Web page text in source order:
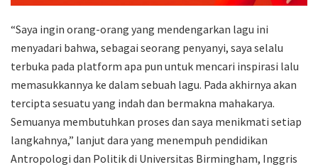
“Saya ingin orang-orang yang mendengarkan lagu ini
menyadari bahwa, sebagai seorang penyanyi, saya selalu
terbuka pada platform apa pun untuk mencari inspirasi lalu
memasukkannya ke dalam sebuah lagu. Pada akhirnya akan
tercipta sesuatu yang indah dan bermakna mahakarya.
Semuanya membutuhkan proses dan saya menikmati setiap
langkahnya,” lanjut dara yang menempuh pendidikan
Antropologi dan Politik di Universitas Birmingham, Inggris